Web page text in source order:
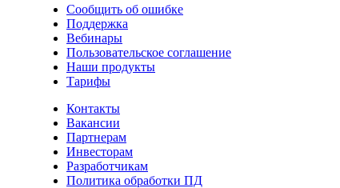
Сообщить об ошибке
Поддержка
Вебинары
Пользовательское соглашение
Наши продукты
Тарифы
Контакты
Вакансии
Партнерам
Инвесторам
Разработчикам
Политика обработки ПД